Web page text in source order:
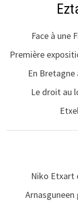
Face à une
Première
En
Le droit au
Niko Etxart